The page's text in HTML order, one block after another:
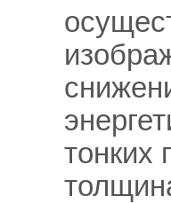
тонких